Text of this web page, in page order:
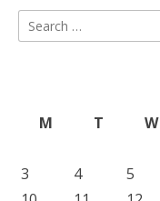
Search
for:
M
T W
3
4 5